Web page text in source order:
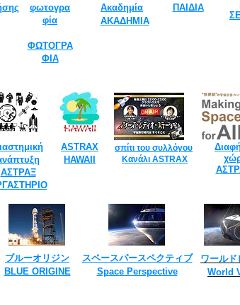
φωτογρα
φία
ΦΩΤΟΓΡΑ
ΦΙΑ
Ακαδημία
ΑΚΑΔΗΜΙΑ
ΠΑΙΔΙΑ
ΑΣΤΡΑΞ
​ASTRAX
HAWAII
σπίτι του συλλόγου
Κανάλι ASTRAX
ブルーオリジン
​BLUE ORIGINE
スペースパースペクティブ
​Space Perspective
ワールド
World